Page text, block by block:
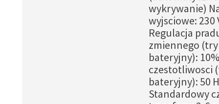
wykrywanie)
wyjsciowe: 230
Regulacja
zmiennego
bateryjny):
czestotliwosci
bateryjny): 50
Standardowy